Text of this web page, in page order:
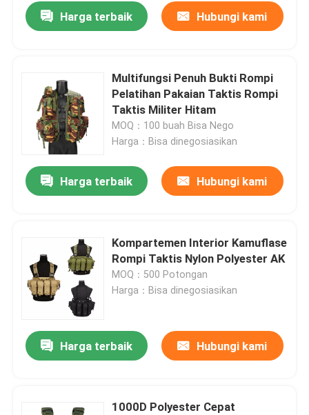
Harga terbaik Hubungi kami
Multifungsi Penuh Bukti Rompi
Pelatihan Pakaian Taktis Rompi
Taktis Militer Hitam
MOQ：100 buah Bisa Nego
Harga：Bisa dinegosiasikan
Harga terbaik Hubungi kami
Kompartemen Interior Kamuflase
Rompi Taktis Nylon Polyester AK
MOQ：500 Potongan
Harga：Bisa dinegosiasikan
Harga terbaik Hubungi kami
1000D Polyester Cepat